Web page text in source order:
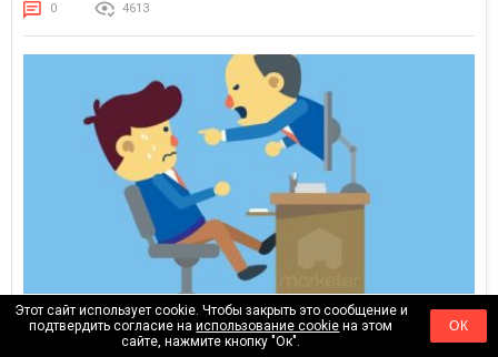
0 4613
10.01.2026
Штрафуете сотрудников? Значит, вы потерпели неудачу
Этот сайт использует cookie. Чтобы закрыть это сообщение и
подтвердить согласие наиспользование cookie на этом
сайте, нажмите кнопку "Ок".
ОК